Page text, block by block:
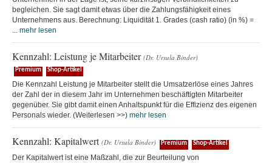
begleichen. Sie sagt damit etwas über die Zahlungsfähigkeit eines
Unternehmens aus. Berechnung: Liquidität 1. Grades (cash ratio) (in %) =
... mehr lesen
Kennzahl: Leistung je Mitarbeiter (Dr. Ursula Binder)
Premium Shop-Artikel
Die Kennzahl Leistung je Mitarbeiter stellt die Umsatzerlöse eines Jahres
der Zahl der in diesem Jahr im Unternehmen beschäftigten Mitarbeiter
gegenüber. Sie gibt damit einen Anhaltspunkt für die Effizienz des eigenen
Personals wieder. (Weiterlesen >>) mehr lesen
Kennzahl: Kapitalwert (Dr. Ursula Binder) Premium Shop-Artikel
Der Kapitalwert ist eine Maßzahl, die zur Beurteilung von